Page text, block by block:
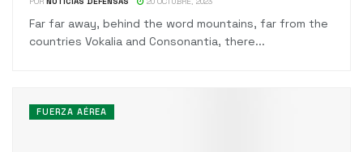
Far far away, behind the word mountains, far from the
countries Vokalia and Consonantia, there...
FUERZA AÉREA